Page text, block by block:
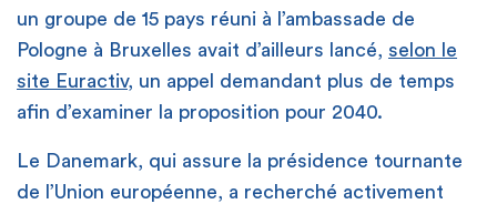
un groupe de 15 pays réuni à l’ambassade de
Pologne à Bruxelles avait d’ailleurs lancé, selon le
site Euractiv, un appel demandant plus de temps
afin d’examiner la proposition pour 2040.
Le Danemark, qui assure la présidence tournante
de l’Union européenne, a recherché activement